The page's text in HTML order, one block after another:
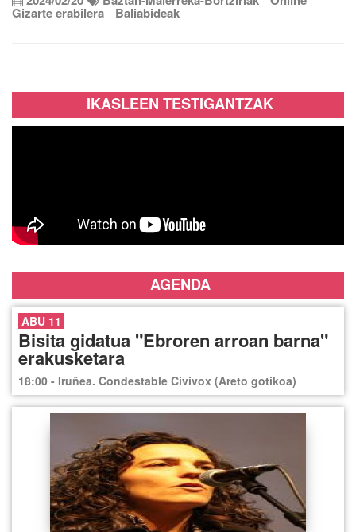
Gizarte erabilera Baliabideak
IKASLEEN TESTIGANTZAK
AGENDA
ABU 11
Bisita gidatua "Ebroren arroan barna"
erakusketara
18:00 - Iruñea. Condestable Civivox (Areto gotikoa)